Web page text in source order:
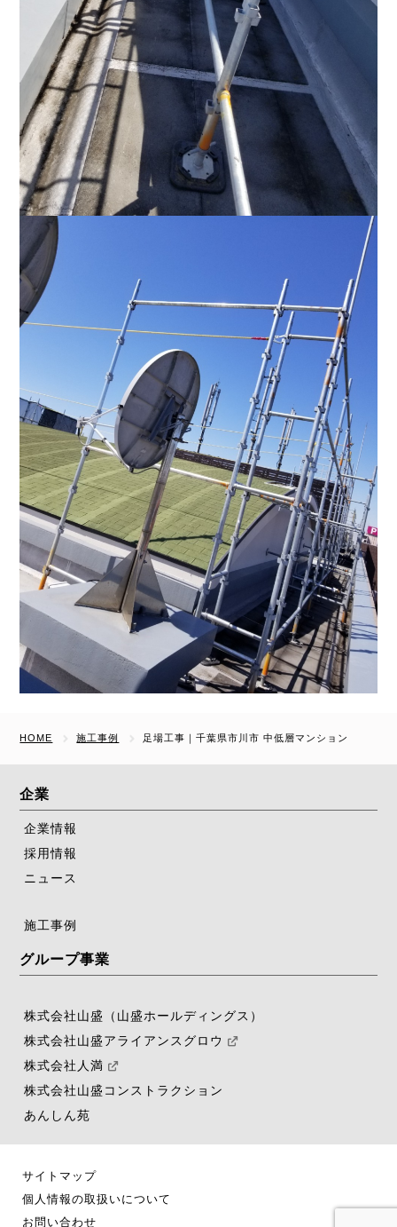
HOME 施工事例 足場工事｜千葉県市川市 中低層マンション
企業
企業情報
採用情報
ニュース
施工事例
グループ事業
株式会社山盛（山盛ホールディングス）
株式会社山盛アライアンスグロウ
株式会社人満
株式会社山盛コンストラクション
あんしん苑
サイトマップ
個人情報の取扱いについて
お問い合わせ